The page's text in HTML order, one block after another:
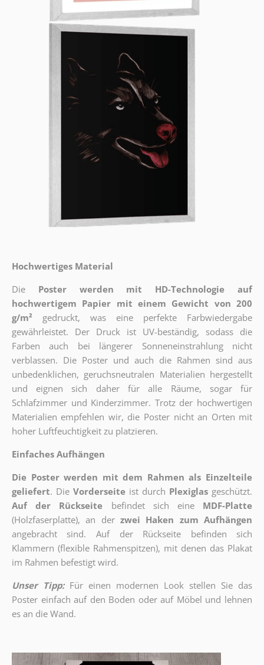
Hochwertiges Material
Die
Poster werden mit HD-Technologie auf
hochwertigem Papier mit einem Gewicht von 200
g/m²
gedruckt, was eine perfekte Farbwiedergabe
gewährleistet. Der Druck ist UV-beständig, sodass die
Farben auch bei längerer Sonneneinstrahlung nicht
verblassen. Die Poster und auch die Rahmen sind aus
unbedenklichen, geruchsneutralen Materialien hergestellt
und eignen sich daher für alle Räume, sogar für
Schlafzimmer und Kinderzimmer. Trotz der hochwertigen
Materialien empfehlen wir, die Poster nicht an Orten mit
hoher Luftfeuchtigkeit zu platzieren.
Einfaches Aufhängen
Die Poster werden mit dem Rahmen als Einzelteile
geliefert. Die Vorderseite ist durch Plexiglas geschützt.
Auf der Rückseite
befindet sich eine
MDF-Platte
(Holzfaserplatte), an der zwei Haken zum Aufhängen
angebracht sind.
Auf der Rückseite befinden sich
Klammern (flexible Rahmenspitzen), mit denen das Plakat
im Rahmen befestigt wird.
Unser Tipp: Für einen modernen Look stellen Sie das
Poster einfach auf den Boden oder auf Möbel und lehnen
es an die Wand.